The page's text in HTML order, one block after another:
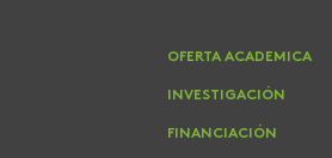
OFERTA ACADEMICA
INVESTIGACIÓN
FINANCIACIÓN